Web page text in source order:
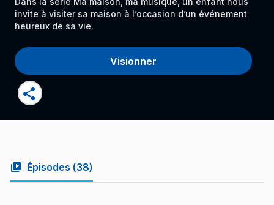
invite à visiter sa maison à l’occasion d’un événement
heureux de sa vie.
Visionner
share
video_library Épisodes (38)